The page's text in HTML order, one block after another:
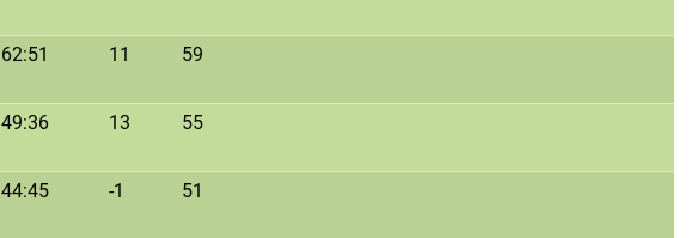
62:51 11 59
49:36 13 55
44:45 -1 51